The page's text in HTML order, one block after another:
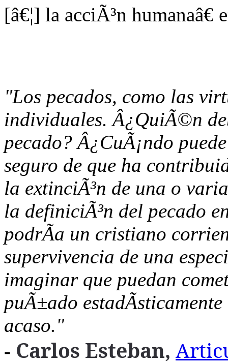
[â€¦] la acciÃ³n
"Los pecados, como las
individuales. Â¿QuiÃ©n
pecado? Â¿CuÃ¡ndo
seguro de que ha
la extinciÃ³n de una o
la definiciÃ³n del pecado
podrÃ­a un cristiano
supervivencia de una
imaginar que puedan
puÃ±ado
acaso."
- Carlos Esteban,